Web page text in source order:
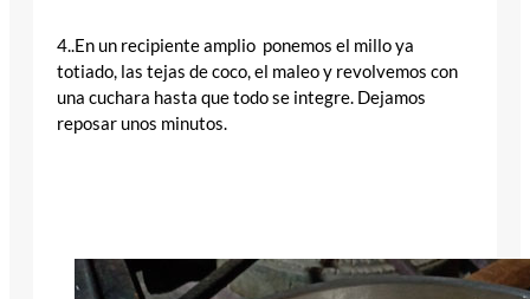
4..En un recipiente amplio ponemos el millo ya
totiado, las tejas de coco, el maleo y revolvemos con
una cuchara hasta que todo se integre. Dejamos
reposar unos minutos.